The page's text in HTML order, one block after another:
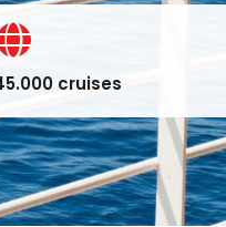
cruises